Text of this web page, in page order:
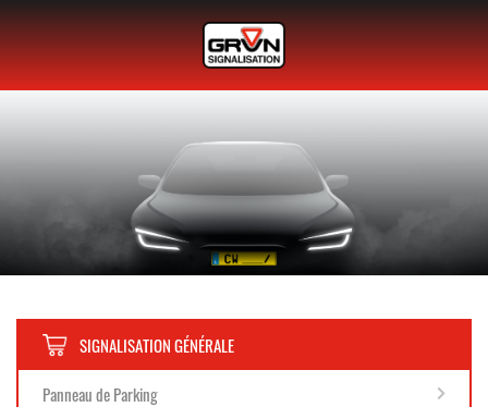
SIGNALISATION GÉNÉRALE
Panneau de Parking